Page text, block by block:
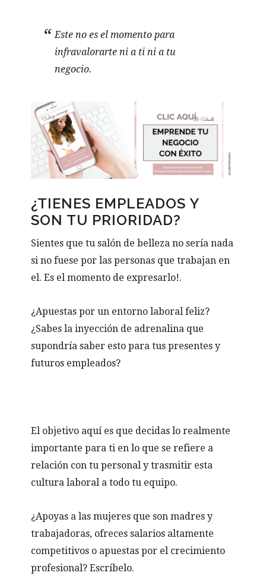
Este no es el momento para
infravalorarte ni a ti ni a tu
negocio.
¿TIENES EMPLEADOS Y
SON TU PRIORIDAD?
Sientes que tu salón de belleza no sería nada
si no fuese por las personas que trabajan en
el. Es el momento de expresarlo!.
¿Apuestas por un entorno laboral feliz?
¿Sabes la inyección de adrenalina que
supondría saber esto para tus presentes y
futuros empleados?
El objetivo aquí es que decidas lo realmente
importante para ti en lo que se refiere a
relación con tu personal y trasmitir esta
cultura laboral a todo tu equipo.
¿Apoyas a las mujeres que son madres y
trabajadoras, ofreces salarios altamente
competitivos o apuestas por el crecimiento
profesional? Escríbelo.